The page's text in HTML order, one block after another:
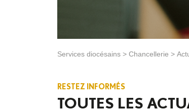
Services diocésains> Chancellerie >
RESTEZ INFORMÉS
TOUTES LES